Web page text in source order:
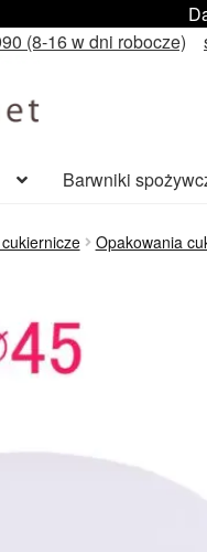
(8-16 w dni robocze)
Barwniki
Opakowania